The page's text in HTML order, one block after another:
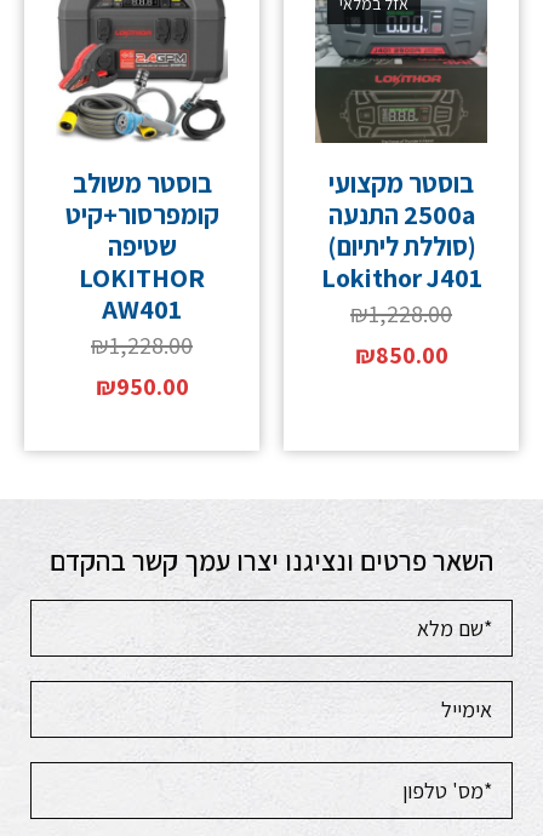
בוסטר מקצועי
2500a התנעה
(סוללת ליתיום)
Lokithor J401
₪1,228.00
₪850.00
בוסטר משולב
קומפרסור+קיט
שטיפה
LOKITHOR
AW401
₪1,228.00
₪950.00
השאר פרטים ונציגנו יצרו עמך קשר בהקדם